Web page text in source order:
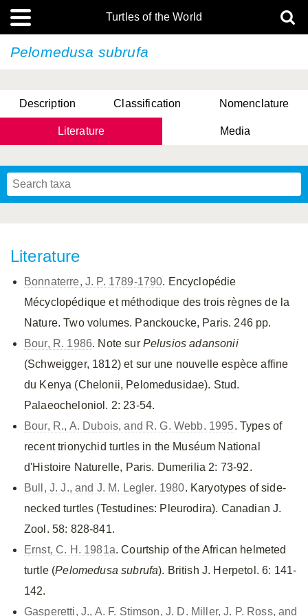
Turtles of the World
Pelomedusa subrufa
Description Classification Nomenclature
Literature Media
Literature
Bonnaterre, J. P. 1789-1790. Encyclopédie
Mécyclopédique et méthodique des trois règnes de la
Nature. Two volumes. Panckoucke, Paris. 246 pp.
Bour, R. 1986. Note sur Pelusios adansonii
(Schweigger, 1812) et sur une nouvelle espèce affine
du Kenya (Chelonii, Pelomedusidae). Stud.
Palaeocheloniol. 2: 23-54.
Bour, R., A. Dubois, and R. G. Webb. 1995. Types of
recent trionychid turtles in the Muséum National
d'Histoire Naturelle, Paris. Dumerilia 2: 73-92.
Bull, J. J., and J. M. Legler. 1980. Karyotypes of side-
necked turtles (Testudines: Pleurodira). Canadian J.
Zool. 58: 828-841.
Ernst, C. H. 1981a. Courtship of the African helmeted
turtle (Pelomedusa subrufa). British J. Herpetol. 6: 141-
142.
Gasperetti, J., A. F. Stimson, J. D. Miller, J. P. Ross, and